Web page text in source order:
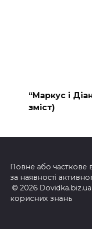
“Маркус і
зміст)
Повне або часткове
за наявності
© 2026 Dovidka.biz.ua
корисних знань